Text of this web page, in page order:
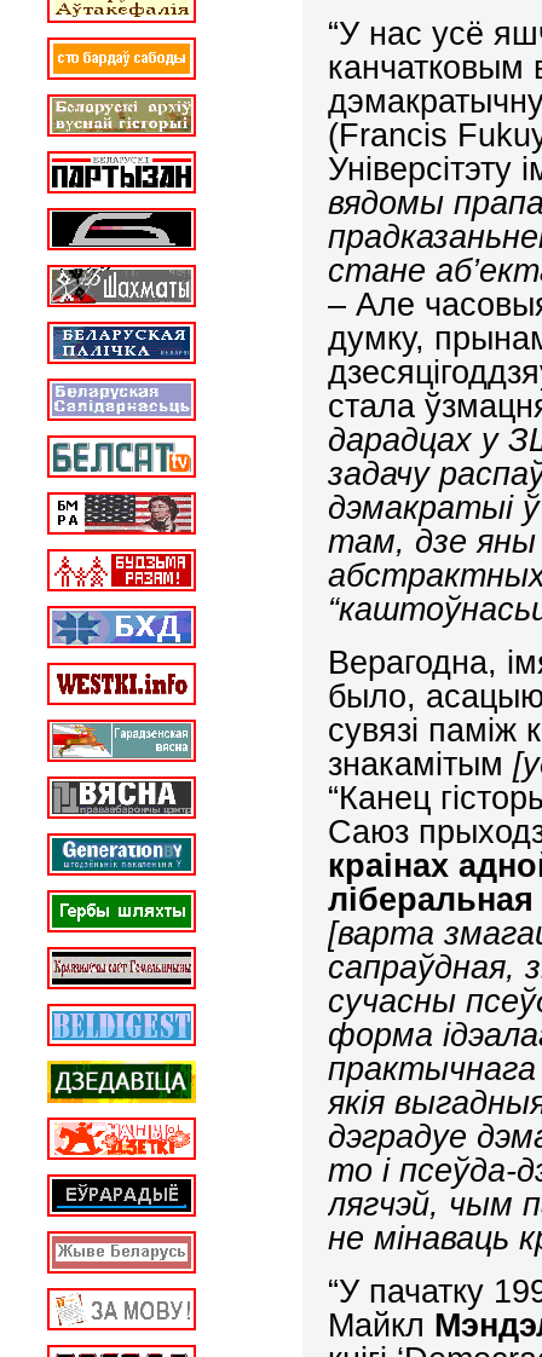
“У нас усё
канчатковым
(Francis
вядомы
стане
– Але
думку,
стала
дарадцах у
задачу
дэмакратыі
там, дзе яны
Верагодна,
было,
сувязі паміж
знакамітым
“Канец
Саюз
краінах
[варта
сапраўдная,
сучасны
форма
практычнага
якія
дэградуе
то і псеўда-
лягчэй, чым
не мінаваць
“У пачатку
Майкл